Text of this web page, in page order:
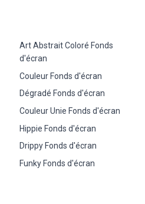
Art Abstrait Coloré Fonds
d'écran
Couleur Fonds d'écran
Dégradé Fonds d'écran
Couleur Unie Fonds d'écran
Hippie Fonds d'écran
Drippy Fonds d'écran
Funky Fonds d'écran